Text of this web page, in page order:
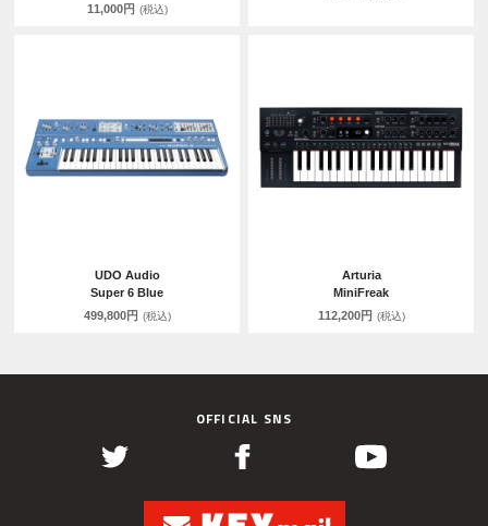
11,000円 (税込)
UDO Audio
Super 6 Blue
499,800円 (税込)
Arturia
MiniFreak
112,200円 (税込)
OFFICIAL SNS